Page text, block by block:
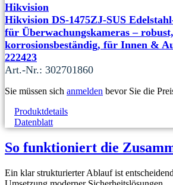
Hikvision
Hikvision DS-1475ZJ-SUS
für Überwachungskameras – robust,
korrosionsbeständig, für Innen &
222423
Art.-Nr.: 302701860
Sie müssen sich anmelden bevor Sie die
Produktdetails
Datenblatt
So funktioniert die
Ein klar strukturierter Ablauf ist